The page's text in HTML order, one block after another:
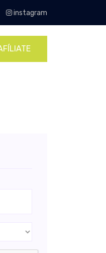
instagram